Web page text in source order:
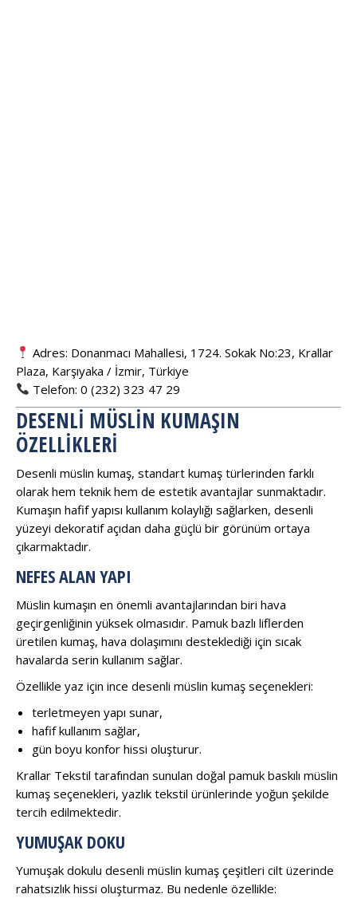
Adres: Donanmacı Mahallesi, 1724. Sokak No:23, Krallar
Plaza, Karşıyaka / İzmir, Türkiye
Telefon: 0 (232) 323 47 29
DESENLI MÜSLIN KUMAŞIN
ÖZELLIKLERI
Desenli müslin kumaş, standart kumaş türlerinden farklı
olarak hem teknik hem de estetik avantajlar sunmaktadır.
Kumaşın hafif yapısı kullanım kolaylığı sağlarken, desenli
yüzeyi dekoratif açıdan daha güçlü bir görünüm ortaya
çıkarmaktadır.
NEFES ALAN YAPI
Müslin kumaşın en önemli avantajlarından biri hava
geçirgenliğinin yüksek olmasıdır. Pamuk bazlı liflerden
üretilen kumaş, hava dolaşımını desteklediği için sıcak
havalarda serin kullanım sağlar.
Özellikle yaz için ince desenli müslin kumaş seçenekleri:
terletmeyen yapı sunar,
hafif kullanım sağlar,
gün boyu konfor hissi oluşturur.
Krallar Tekstil tarafından sunulan doğal pamuk baskılı müslin
kumaş seçenekleri, yazlık tekstil ürünlerinde yoğun şekilde
tercih edilmektedir.
YUMUŞAK DOKU
Yumuşak dokulu desenli müslin kumaş çeşitleri cilt üzerinde
rahatsızlık hissi oluşturmaz. Bu nedenle özellikle: